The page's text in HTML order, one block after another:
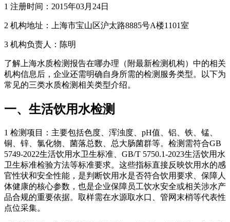
1 注册时间：2015年03月24日
2 机构地址：上海市宝山区沪太路8885号A楼1101室
3 机构负责人：陈明
了解上海水质检测报告在哪办理（附最新检测机构）中的相关
机构信息后，企业还需明确自身所需的检测服务类型。以下为
常见的三类水质检测相关类型介绍。
一、生活饮用水检测
1 检测项目：主要包括色度、浑浊度、pH值、铝、铁、锰、
铜、锌、氯化物、菌落总数、总大肠菌群等。检测需符合GB
5749-2022生活饮用水卫生标准、GB/T 5750.1-2023生活饮用水
卫生标准检验方法等标准要求。这些指标直接反映饮用水的感
官性状和安全性能，是判断饮用水是否符合饮用要求、保障人
体健康的核心参数，也是企业保障员工饮水安全或相关涉水产
品合规的重要依据。取样需在水源取水口、管网末梢等代表性
点位采集。